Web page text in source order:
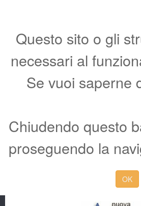
Questo sito o gli
necessari al
Se vuoi saperne
Chiudendo questo
proseguendo la
OK